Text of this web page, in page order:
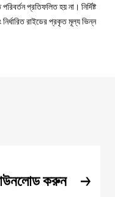
প্রতিফলিত হয় না। নির্দিষ্ট
রাইডের প্রকৃত মূল্য ভিন্ন
করুন